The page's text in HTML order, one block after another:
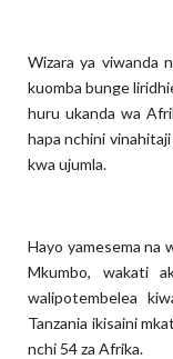
Wizara ya viwanda
kuomba bunge
huru ukanda wa
hapa nchini
kwa ujumla.
Hayo yamesema na
Mkumbo, wakati
walipotembelea
Tanzania ikisaini
nchi 54 za Afrika.